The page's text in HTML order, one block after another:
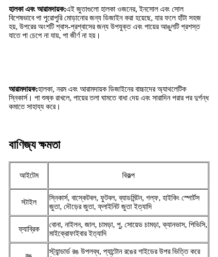
হালকা এবং আরামদায়ক:এই জুতাগুলো হালকা ওজনের, ইনসোল এবং সোল
বিশেষভাবে পা পুরোপুরি মোড়ানোর জন্য ডিজাইন করা হয়েছে, যার ফলে হাঁটা সহজ
হয়, উপরের অংশটি শ্বাস-প্রশ্বাসের জন্য উপযুক্ত এবং পায়ের আঙুলটি প্রশস্ত
যাতে পা চেপে না যায়, পা জীর্ণ না হয়।
আরামদায়ক:হালকা, নরম এবং আরামদায়ক ডিজাইনের বাচ্চাদের অ্যাথলেটিক
স্নিকার্স। পা শুষ্ক রাখলে, পায়ের তলা ঘামতে বাধা দেয় এবং সারাদিন পরার পর দুর্গন্ধ
কমাতে সাহায্য করে।
বাণিজ্য ক্ষমতা
আইটেম বিকল্প
স্টাইল
স্নিকার্স, বাস্কেটবল, ফুটবল, ব্যাডমিন্টন, গল্ফ, হাইকিং স্পোর্টস
জুতা, দৌড়ের জুতা, ফ্লাইনিট জুতা ইত্যাদি
ফ্যাব্রিক
বোনা, নাইলন, জাল, চামড়া, পু, সোয়েড চামড়া, ক্যানভাস, পিভিসি,
মাইক্রোফাইবার ইত্যাদি
স্ট্যান্ডার্ড রঙ উপলব্ধ, প্যান্টোন রঙের গাইডের উপর ভিত্তি করে